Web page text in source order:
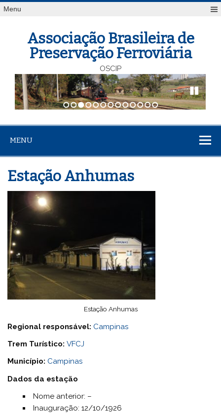
Menu
Associação Brasileira de
Preservação Ferroviária
OSCIP
1 2 3 4 5 6 7 8 910111213
MENU
Estação Anhumas
Estação Anhumas
Regional responsável: Campinas
Trem Turístico: VFCJ
Município: Campinas
Dados da estação
Nome anterior: –
Inauguração: 12/10/1926